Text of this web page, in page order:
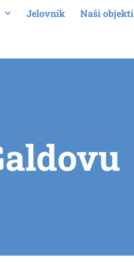
Jelovnik Naši objekti